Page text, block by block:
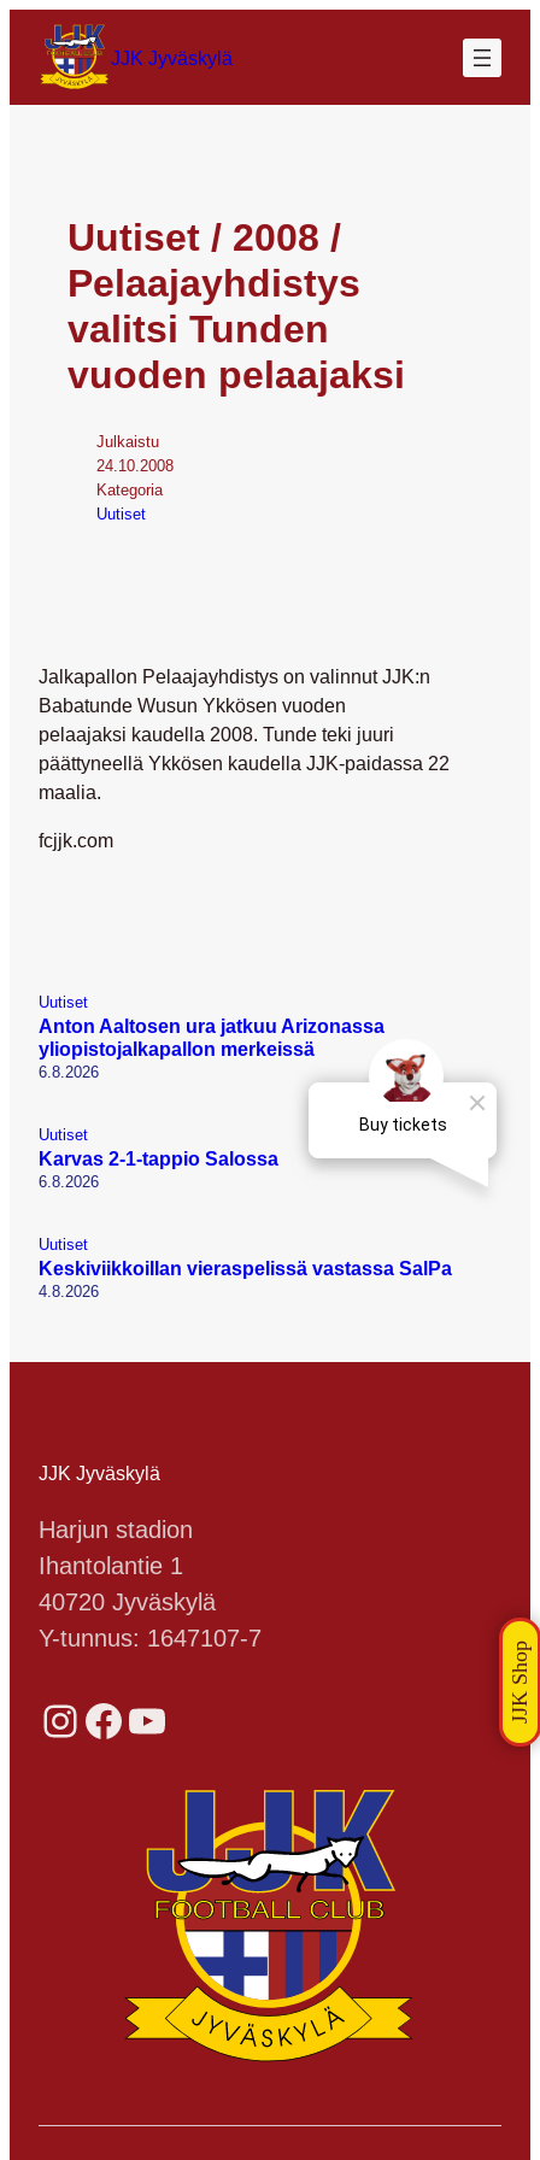
JJK Jyväskylä
Uutiset / 2008 /
Pelaajayhdistys
valitsi Tunden
vuoden pelaajaksi
Julkaistu
24.10.2008
Kategoria
Uutiset
Jalkapallon Pelaajayhdistys on valinnut JJK:n
Babatunde Wusun Ykkösen vuoden
pelaajaksi kaudella 2008. Tunde teki juuri
päättyneellä Ykkösen kaudella JJK-paidassa 22
maalia.
fcjjk.com
Uutiset
Anton Aaltosen ura jatkuu Arizonassa
yliopistojalkapallon merkeissä
6.8.2026
Uutiset
Karvas 2-1-tappio Salossa
6.8.2026
Uutiset
Keskiviikkoillan vieraspelissä vastassa SalPa
4.8.2026
JJK Jyväskylä
Harjun stadion
Ihantolantie 1
40720 Jyväskylä
Y-tunnus: 1647107-7
Instagram Facebook YouTube